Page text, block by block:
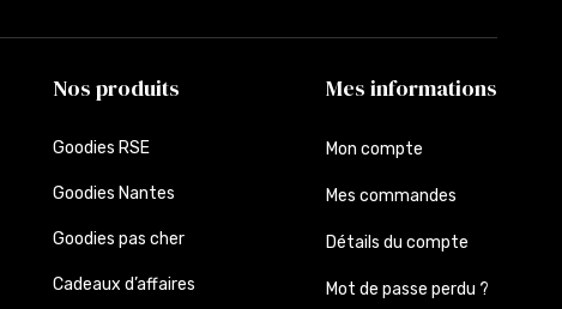
Nos produits
Goodies RSE
Goodies Nantes
Goodies pas cher
Cadeaux d’affaires
Mes informations
Mon compte
Mes commandes
Détails du compte
Mot de passe perdu ?